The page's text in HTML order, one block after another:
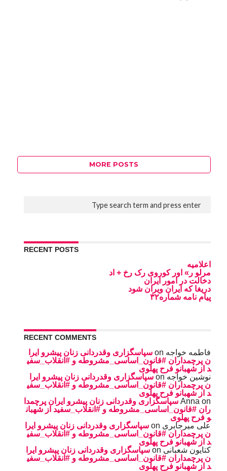
MORE POSTS
RECENT POSTS
اعلامیه
مرلو ر» اور کوروی رک رخ + اد
دخالت در امور ایران
دریغا که ایران ویران شود
پیام نامه شماره۳۲
RECENT COMMENTS
فاطمه خواجه
سپاسگزاری وقدردانی زنان پیشرو ایرا
ن پرچمداران #قانون_اساسی_مشروطه و #انقلاب_سفی
د از شهبانو فرح پهلوی
نوشین خواجه
سپاسگزاری وقدردانی زنان پیشرو ایرا
ن پرچمداران #قانون_اساسی_مشروطه و #انقلاب_سفی
د از شهبانو فرح پهلوی
Anna on
سپاسگزاری وقدردانی زنان پیشرو ایران پرچمدا
ران #قانون_اساسی_مشروطه و #انقلاب_سفید از شهبان
و فرح پهلوی
على ميرجابرى
سپاسگزاری وقدردانی زنان پیشرو ایرا
ن پرچمداران #قانون_اساسی_مشروطه و #انقلاب_سفی
د از شهبانو فرح پهلوی
کتایون شعبانی
سپاسگزاری وقدردانی زنان پیشرو ایرا
ن پرچمداران #قانون_اساسی_مشروطه و #انقلاب_سفی
د از شهبانو فرح پهلوی